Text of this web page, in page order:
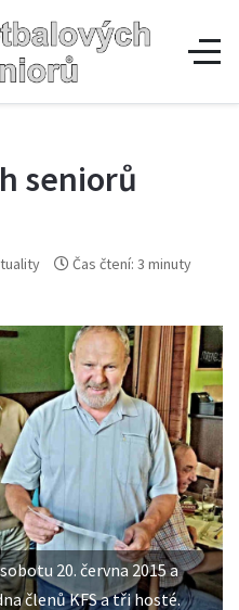
seniorů
Čas čtení: 3 minuty
20. června 2015 a
členů KFS a tři hosté.